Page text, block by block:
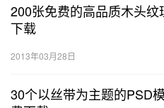
200张免费的高品质木头纹
下载
2013年03月28日
30个以丝带为主题的PSD